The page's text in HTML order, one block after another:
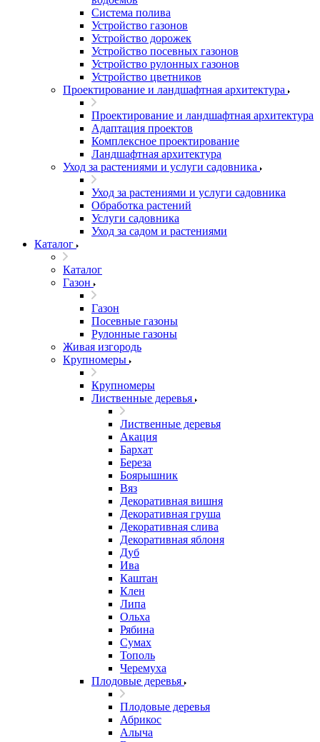
Система полива
Устройство газонов
Устройство дорожек
Устройство посевных газонов
Устройство рулонных газонов
Устройство цветников
Проектирование и ландшафтная архитектура
Проектирование и ландшафтная архитектура
Адаптация проектов
Комплексное проектирование
Ландшафтная архитектура
Уход за растениями и услуги садовника
Уход за растениями и услуги садовника
Обработка растений
Услуги садовника
Уход за садом и растениями
Каталог
Каталог
Газон
Газон
Посевные газоны
Рулонные газоны
Живая изгородь
Крупномеры
Крупномеры
Лиственные деревья
Лиственные деревья
Акация
Бархат
Береза
Боярышник
Вяз
Декоративная вишня
Декоративная груша
Декоративная слива
Декоративная яблоня
Дуб
Ива
Каштан
Клен
Липа
Ольха
Рябина
Сумах
Тополь
Черемуха
Плодовые деревья
Плодовые деревья
Абрикос
Алыча